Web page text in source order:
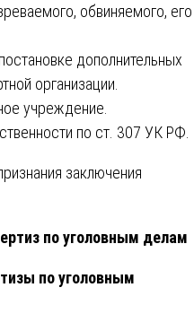
обвиняемого, его
дополнительных
организации.
учреждение.
по ст. 307 УК РФ.
заключения
по уголовным делам
по уголовным